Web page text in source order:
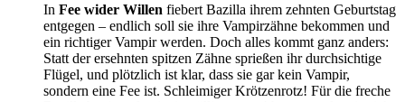
In Fee wider Willen fiebert Bazilla ihrem zehnten Geburtstag
entgegen – endlich soll sie ihre Vampirzähne bekommen und
ein richtiger Vampir werden. Doch alles kommt ganz anders:
Statt der ersehnten spitzen Zähne sprießen ihr durchsichtige
Flügel, und plötzlich ist klar, dass sie gar kein Vampir,
sondern eine Fee ist. Schleimiger Krötzenrotz! Für die freche